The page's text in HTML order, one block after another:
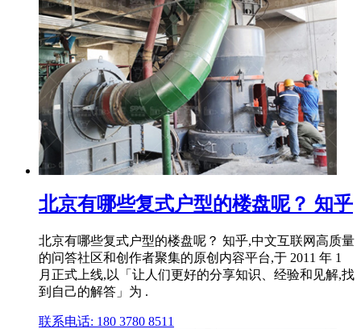
北京有哪些复式户型的楼盘呢？ 知乎
北京有哪些复式户型的楼盘呢？ 知乎,中文互联网高质量
的问答社区和创作者聚集的原创内容平台,于 2011 年 1
月正式上线,以「让人们更好的分享知识、经验和见解,找
到自己的解答」为 .
联系电话: 180 3780 8511